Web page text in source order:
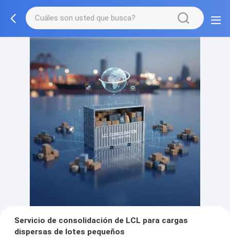
Servicio de consolidación de LCL para cargas
dispersas de lotes pequeños